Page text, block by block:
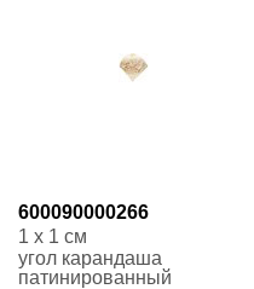
600090000266
1 x 1 см
угол карандаша
патинированный